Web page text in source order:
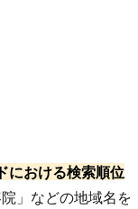
における検索順位
」などの地域名を